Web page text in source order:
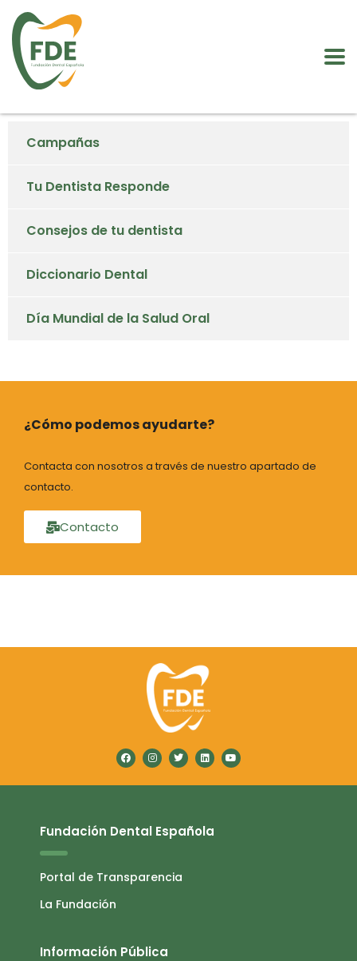
Campañas
Tu Dentista Responde
Consejos de tu dentista
Diccionario Dental
Día Mundial de la Salud Oral
¿Cómo podemos ayudarte?
Contacta con nosotros a través de nuestro apartado de
contacto.
Contacto
Fundación Dental Española
Portal de Transparencia
La Fundación
Información Pública